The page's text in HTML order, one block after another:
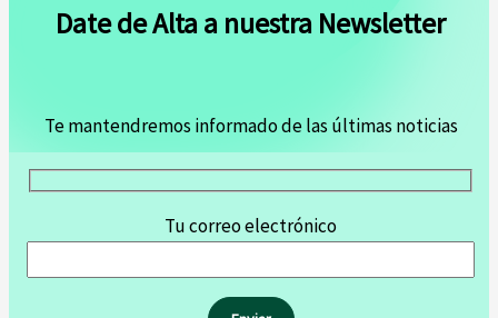
Date de Alta a nuestra Newsletter
Te mantendremos informado de las últimas noticias
Tu correo electrónico